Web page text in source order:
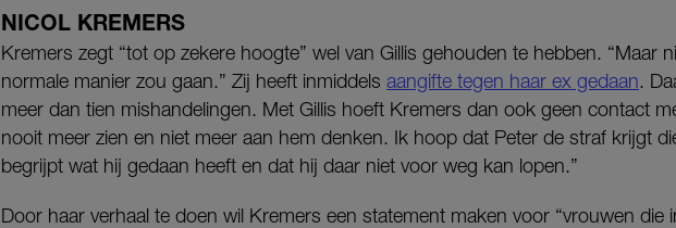
NICOL KREMERS
Kremers zegt “tot op zekere hoogte” wel van Gillis gehouden te hebben. “Maar
normale manier zou gaan.” Zij heeft inmiddels aangifte tegen haar ex gedaan.
meer dan tien mishandelingen. Met Gillis hoeft Kremers dan ook geen contact
nooit meer zien en niet meer aan hem denken. Ik hoop dat Peter de straf krijgt
begrijpt wat hij gedaan heeft en dat hij daar niet voor weg kan lopen.”
Door haar verhaal te doen wil Kremers een statement maken voor “vrouwen die